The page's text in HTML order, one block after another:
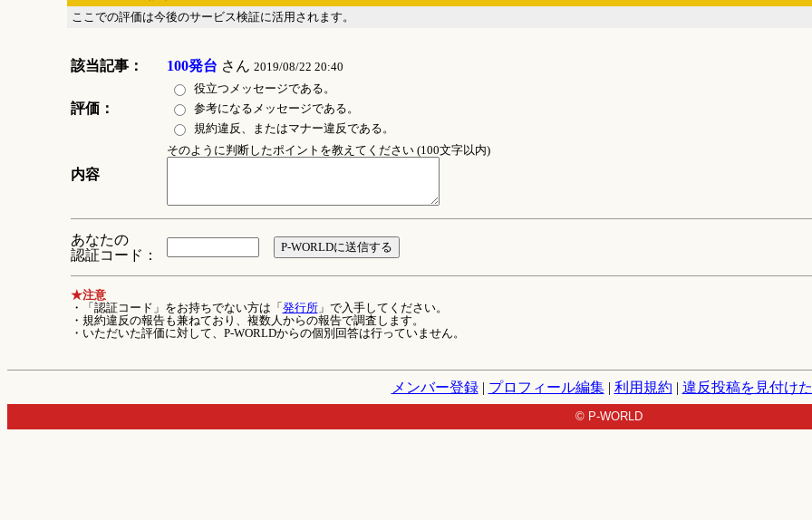
ここでの評価は今後のサービス検証に活用されます。
該当記事： 100発台 さん 2019/08/22 20:40
評価：
役立つメッセージである。
参考になるメッセージである。
規約違反、またはマナー違反である。
内容
そのように判断したポイントを教えてください (100文字以内)
あなたの
認証コード：
★注意
・「認証コード」をお持ちでない方は「 発行所」で入手してください。
・規約違反の報告も兼ねており、複数人からの報告で調査します。
・いただいた評価に対して、P-WORLDからの個別回答は行っていません。
メンバー登録| プロフィール編集| 利用規約 | 違反投稿を見付け
© P-WORLD